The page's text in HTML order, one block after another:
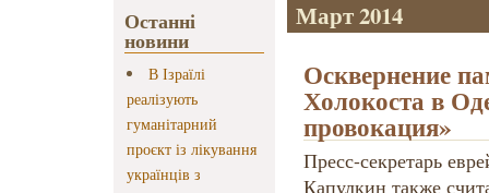
Останні
новини
В Ізраїлі
реалізують
гуманітарний
проєкт із лікування
українців з
Март 2014
Осквернение
Холокоста в
провокация»
Пресс-секретарь
Капулкин также